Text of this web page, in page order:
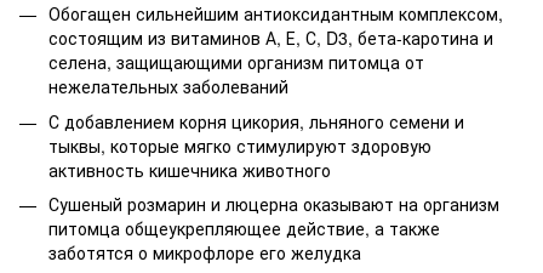
Обогащен сильнейшим антиоксидантным комплексом,
состоящим из витаминов А, Е, С, D3, бета-каротина и
селена, защищающими организм питомца от
нежелательных заболеваний
С добавлением корня цикория, льняного семени и
тыквы, которые мягко стимулируют здоровую
активность кишечника животного
Сушеный розмарин и люцерна оказывают на организм
питомца общеукрепляющее действие, а также
заботятся о микрофлоре его желудка